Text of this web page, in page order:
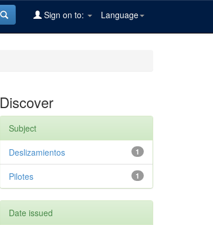
Language
Sign on to:
Discover
Subject
1
Deslizamientos
1
Pilotes
Date issued